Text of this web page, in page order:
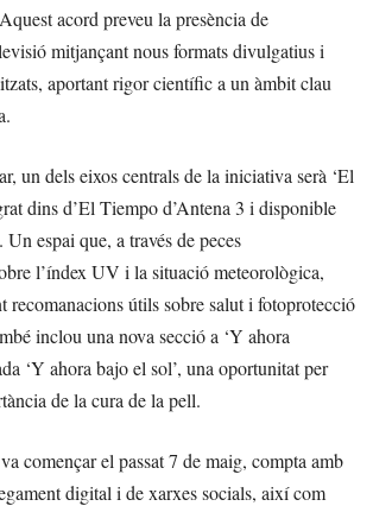
acord preveu la presència de
mitjançant nous formats divulgatius i
aportant rigor científic a un àmbit clau
un dels eixos centrals de la iniciativa serà ‘El
dins d’El Tiempo d’Antena 3 i disponible
Un espai que, a través de peces
l’índex UV i la situació meteorològica,
recomanacions útils sobre salut i fotoprotecció
inclou una nova secció a ‘Y ahora
‘Y ahora bajo el sol’, una oportunitat per
de la cura de la pell.
començar el passat 7 de maig, compta amb
digital i de xarxes socials, així com